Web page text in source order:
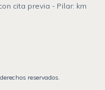
cita previa - Pilar: km
reservados.